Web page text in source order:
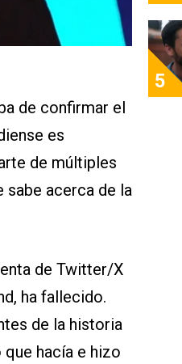
de confirmar el
es
de múltiples
acerca de la
de Twitter/X
ha fallecido.
de la historia
que hacía e hizo
5